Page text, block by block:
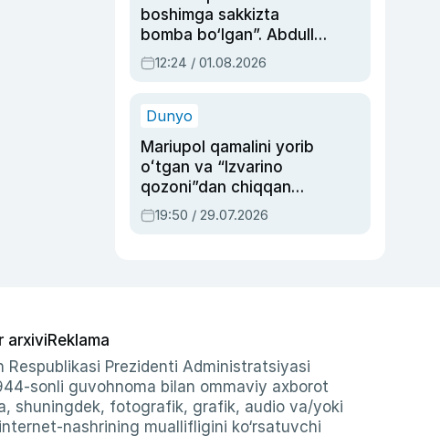
boshimga sakkizta
bomba bo‘lgan”. Abdulla
Oripovni siyosiy
ayblovlardan asrab
12:24 / 01.08.2026
Dunyo
Mariupol qamalini yorib
oʻtgan va “Izvarino
qozoni”dan chiqqan
qahramon — Ukraina
armiyasi bosh
19:50 / 29.07.2026
arxiviReklama
Respublikasi Prezidenti Administratsiyasi
sonli guvohnoma bilan ommaviy axborot
shuningdek, fotografik, grafik, audio va/yoki
nashrining muallifligini ko‘rsatuvchi